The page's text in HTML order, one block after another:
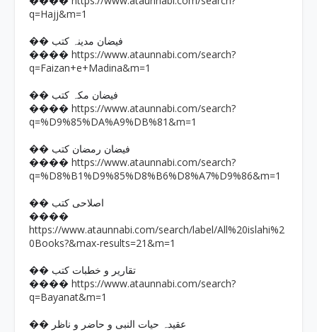
q=Hajj&m=1
�� فیضان مدینہ کتب
���� https://www.ataunnabi.com/search?
q=Faizan+e+Madina&m=1
�� فیضان مکہ کتب
���� https://www.ataunnabi.com/search?
q=%D9%85%DA%A9%DB%81&m=1
�� فیضان رمضان کتب
���� https://www.ataunnabi.com/search?
q=%D8%B1%D9%85%D8%B6%D8%A7%D9%86&m=1
�� اصلاحی کتب
����
https://www.ataunnabi.com/search/label/All%20islahi%2
0Books?&max-results=21&m=1
�� تقاریر و خطبات کتب
���� https://www.ataunnabi.com/search?
q=Bayanat&m=1
�� عقیدہ حیات النبی و حاضر و ناظر